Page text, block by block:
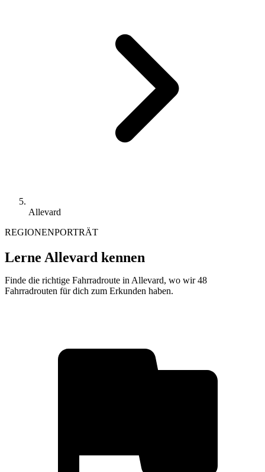
Allevard
REGIONENPORTRÄT
Lerne Allevard kennen
Finde die richtige Fahrradroute in Allevard, wo wir 48
Fahrradrouten für dich zum Erkunden haben.